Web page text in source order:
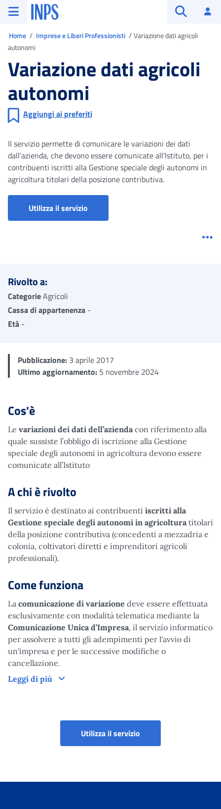
Vai al menu principale
Vai al contenuto principale
Vai al pie' di pagina
INPS ()
Home Imprese e Liberi Professionisti
Variazione dati agricoli
autonomi
Variazione dati agricoli
autonomi
Aggiungi ai preferiti
Il servizio permette di comunicare le variazioni dei dati
dall’azienda, che devono essere comunicate all’Istituto, per i
contribuenti iscritti alla Gestione speciale degli autonomi in
agricoltura titolari della posizione contributiva.
Utilizza il servizio
Rivolto a:
CategorieAgricoli
Cassa di appartenenza -
Età -
Pubblicazione: 3 aprile 2017
Ultimo aggiornamento: 5 novembre 2024
Cos'è
Le variazioni dei dati dell’azienda con riferimento alla
quale sussiste l’obbligo di iscrizione alla Gestione
speciale degli autonomi in agricoltura devono essere
comunicate all’Istituto
A chi è rivolto
Il servizio è destinato ai contribuenti iscritti alla
Gestione speciale degli autonomi in agricoltura titolari
della posizione contributiva (concedenti a mezzadria e
colonia, coltivatori diretti e imprenditori agricoli
professionali).
Come funziona
La comunicazione di variazione deve essere effettuata
esclusivamente con modalità telematica mediante la
Comunicazione Unica d’Impresa, il servizio informatico
per assolvere a tutti gli adempimenti per l'avvio di
un'impresa e per le successive modifiche o
cancellazione.
Leggi di più
Come funziona
Utilizza il servizio